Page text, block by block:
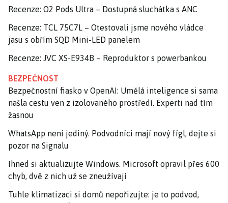
Recenze: O2 Pods Ultra – Dostupná sluchátka s ANC
Recenze: TCL 75C7L – Otestovali jsme nového vládce
jasu s obřím SQD Mini-LED panelem
Recenze: JVC XS-E934B – Reproduktor s powerbankou
BEZPEČNOST
Bezpečnostní fiasko v OpenAI: Umělá inteligence si sama
našla cestu ven z izolovaného prostředí. Experti nad tím
žasnou
WhatsApp není jediný. Podvodníci mají nový fígl, dejte si
pozor na Signalu
Ihned si aktualizujte Windows. Microsoft opravil přes 600
chyb, dvě z nich už se zneužívají
Tuhle klimatizaci si domů nepořizujte: je to podvod,